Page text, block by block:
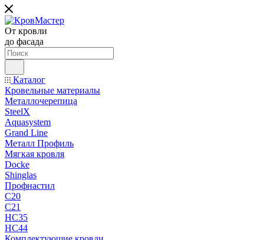
От кровли
до фасада
Каталог
Кровельные материалы
Металлочерепица
SteelX
Aquasystem
Grand Line
Металл Профиль
Мягкая кровля
Docke
Shinglas
Профнастил
C20
C21
НС35
НС44